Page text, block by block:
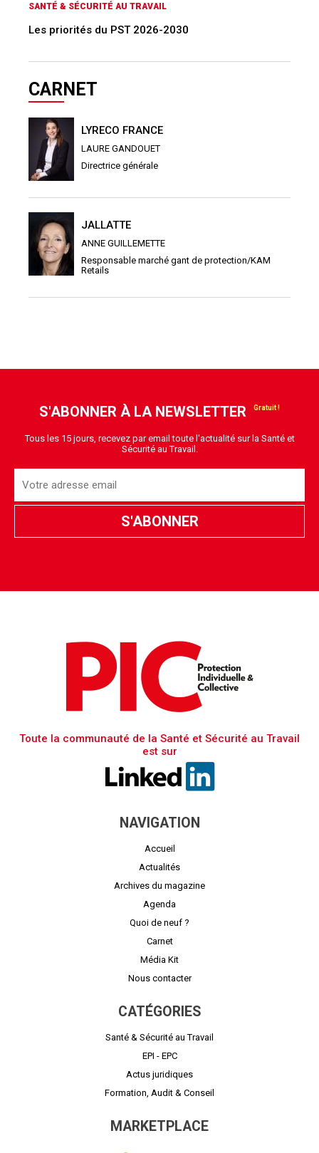
SANTÉ & SÉCURITÉ AU TRAVAIL
Les priorités du PST 2026-2030
CARNET
LYRECO FRANCE
LAURE GANDOUET
Directrice générale
JALLATTE
ANNE GUILLEMETTE
Responsable marché gant de protection/KAM
Retails
S'ABONNER À LA NEWSLETTER
Tous les 15 jours, recevez par email toute l'actualité sur la Santé et
Sécurité au Travail.
Toute la communauté de la Santé et Sécurité au Travail
est sur
NAVIGATION
Accueil
Actualités
Archives du magazine
Agenda
Quoi de neuf ?
Carnet
Média Kit
Nous contacter
CATÉGORIES
Santé & Sécurité au Travail
EPI - EPC
Actus juridiques
Formation, Audit & Conseil
MARKETPLACE